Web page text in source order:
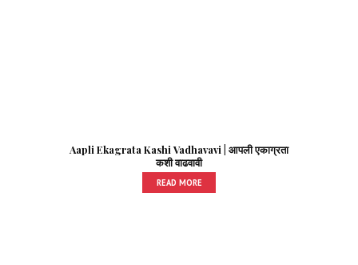
Aapli Ekagrata Kashi Vadhavavi | आपली एकाग्रता
कशी वाढवावी
READ MORE